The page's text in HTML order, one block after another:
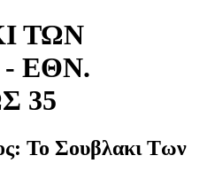
ΤΩΝ
ΕΘΝ.
35
Το Σουβλακι Των